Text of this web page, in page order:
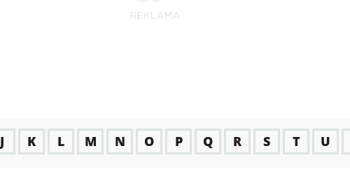
J K L M N O P Q R S T U